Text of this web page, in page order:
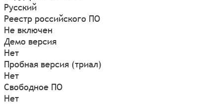
Русский
Реестр российского ПО
Не включен
Демо версия
Нет
Пробная версия (триал)
Нет
Свободное ПО
Нет